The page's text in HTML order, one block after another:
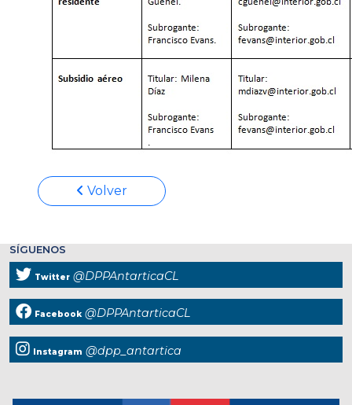
Volver
SÍGUENOS
Twitter @DPPAntarticaCL
Facebook @DPPAntarticaCL
Instagram @dpp_antartica